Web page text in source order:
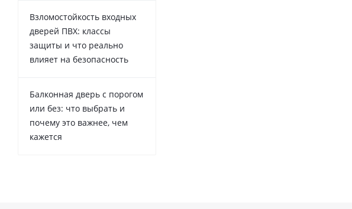
Взломостойкость входных
дверей ПВХ: классы
защиты и что реально
влияет на безопасность
Балконная дверь с порогом
или без: что выбрать и
почему это важнее, чем
кажется